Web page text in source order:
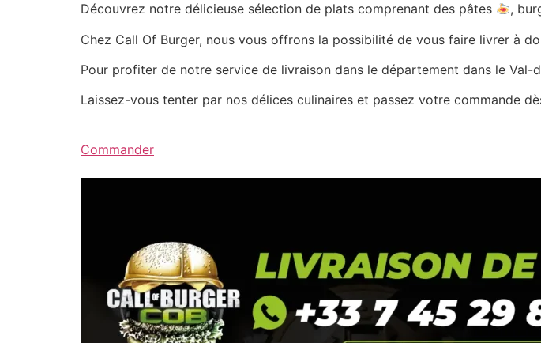
Découvrez notre délicieuse sélection de plats comprenant des pâtes ,
Chez Call Of Burger, nous vous offrons la possibilité de vous faire livrer à
Pour profiter de notre service de livraison dans le département dans le
Laissez-vous tenter par nos délices culinaires et passez votre commande
Commander